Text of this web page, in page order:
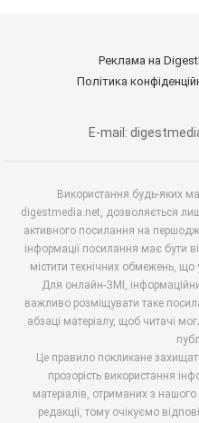
Реклама на
Політика
E-mail:
Використання будь-яких
digestmedia.net, дозволяється
активного посилання на
інформації посилання має бути
містити технічних обмежень,
Для онлайн-ЗМІ,
важливо розміщувати таке
абзаці матеріалу, щоб читачі
Це правило покликане
прозорість використання
матеріалів, отриманих з
редакції, тому очікуємо